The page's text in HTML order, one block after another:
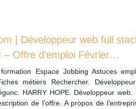
| Développeur web full
– Offre d’emploi Février…
Espace Jobbing Astuces
métiers Rechercher.
HARRY HOPE. Développeur web.
de l’offre. A propos de